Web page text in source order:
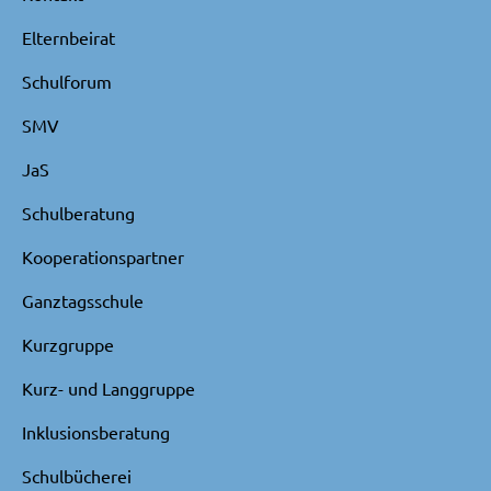
Elternbeirat
Schulforum
SMV
JaS
Schulberatung
Kooperationspartner
Ganztagsschule
Kurzgruppe
Kurz- und Langgruppe
Inklusionsberatung
Schulbücherei